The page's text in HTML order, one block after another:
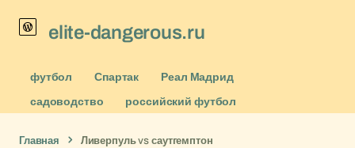
elite-dangerous.ru
футбол Спартак
Реал Мадрид
садоводство
российский футбол
Главная Ливерпуль vs саутгемптон